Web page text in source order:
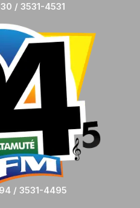
/ 3531-4531
/ 3531-4495